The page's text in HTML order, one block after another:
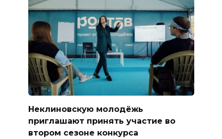
Неклиновскую молодёжь
приглашают принять участие во
втором сезоне конкурса